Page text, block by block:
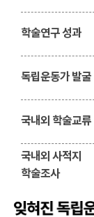
학술연구 성과
독립운동가 발굴
국내외 학술교류
국내외 사적지
학술조사